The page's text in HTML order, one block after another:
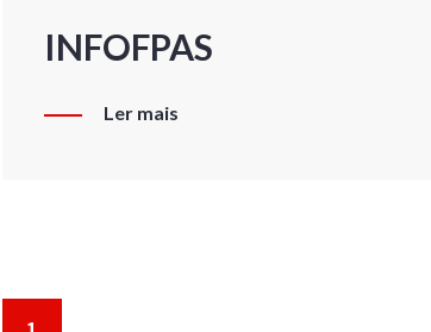
INFOFPAS
Ler mais